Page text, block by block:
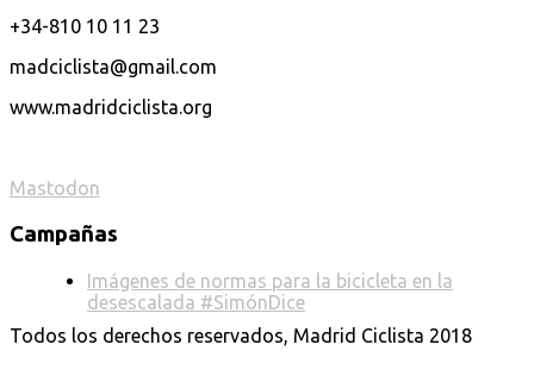
+34-810 10 11 23
madciclista@gmail.com
www.madridciclista.org
Mastodon
Campañas
Imágenes de normas para la bicicleta en la
desescalada #SimónDice
Todos los derechos reservados, Madrid Ciclista 2018